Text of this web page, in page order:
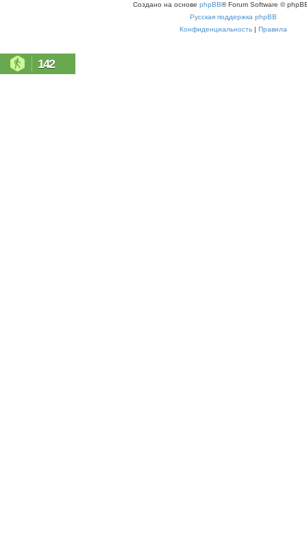
Создано на основе phpBB® Forum Software ©
Русская поддержка phpBB
Конфиденциальность | Правила
142